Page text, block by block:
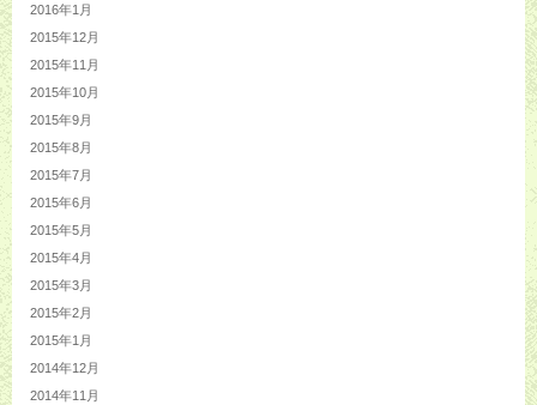
2016年1月
2015年12月
2015年11月
2015年10月
2015年9月
2015年8月
2015年7月
2015年6月
2015年5月
2015年4月
2015年3月
2015年2月
2015年1月
2014年12月
2014年11月